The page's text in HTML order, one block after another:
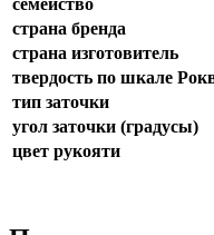
страна бренда
страна изготовитель
твердость по шкале
тип заточки
угол заточки (градусы)
цвет рукояти